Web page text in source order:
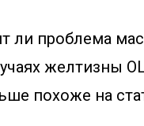
ли проблема
желтизны
похоже на